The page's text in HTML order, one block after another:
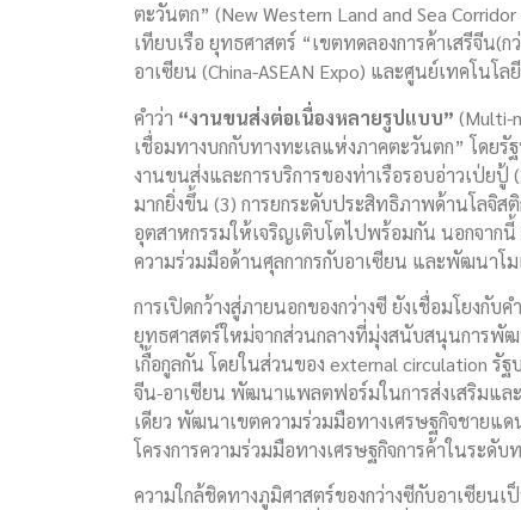
ตะวันตก” (New Western Land and Sea
เทียบเรือ ยุทธศาสตร์ “เขตทดลองการค้าเสรีจีน
อาเซียน (China-ASEAN Expo) และศูนย์เทคโนโ
คำว่า “งานขนส่งต่อเนื่องหลายรูปแบบ” (Multi-
เชื่อมทางบกกับทางทะเลแห่งภาคตะวันตก” โดย
งานขนส่งและการบริการของท่าเรือรอบอ่าวเป่ย
มากยิ่งขึ้น (3) การยกระดับประสิทธิภาพด้านโลจิ
อุตสาหกรรมให้เจริญเติบโตไปพร้อมกัน นอกจาก
ความร่วมมือด้านศุลกากรกับอาเซียน และพัฒนาโ
การเปิดกว้างสู่ภายนอกของกว่างซี ยังเชื่อมโยงกับค
ยุทธศาสตร์ใหม่จากส่วนกลางที่มุ่งสนับสนุนการพั
เกื้อกูลกัน โดยในส่วนของ external circulation
จีน-อาเซียน พัฒนาแพลตฟอร์มในการส่งเสริมแล
เดียว พัฒนาเขตความร่วมมือทางเศรษฐกิจชาย
โครงการความร่วมมือทางเศรษฐกิจการค้าในระดั
ความใกล้ชิดทางภูมิศาสตร์ของกว่างซีกับอาเซียนเ